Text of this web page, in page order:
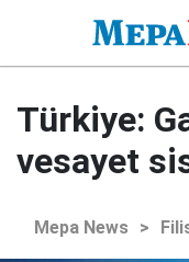
Türkiye:
vesayet
Mepa News >